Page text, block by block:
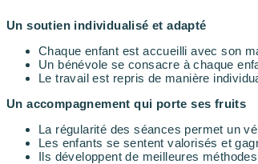
Un soutien individualisé et adapté
Chaque enfant est accueilli avec son
Un bénévole se consacre à chaque
Le travail est repris de manière
Un accompagnement qui porte ses fruits
La régularité des séances permet un
Les enfants se sentent valorisés et
Ils développent de meilleures